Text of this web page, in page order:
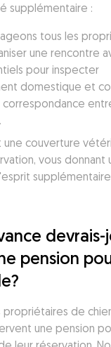
supplémentaire :
tous les
une rencontre
pour inspecter
domestique et
correspondance
une couverture
vous donnant
devrais-
pension
propriétaires de
une pension